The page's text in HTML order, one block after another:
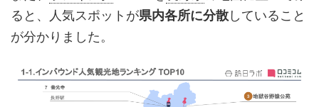
ると、人気スポットが県内各所に分散していること
が分かりました。